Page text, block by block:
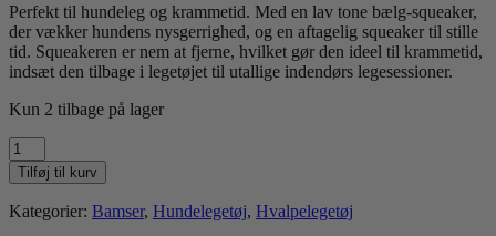
Perfekt til hundeleg og krammetid. Med en lav tone bælg-squeaker,
der vækker hundens nysgerrighed, og en aftagelig squeaker til stille
tid. Squeakeren er nem at fjerne, hvilket gør den ideel til krammetid,
indsæt den tilbage i legetøjet til utallige indendørs legesessioner.
Kun 2 tilbage på lager
KONG
Comfort
Kiddos
Jumbo
Elephant
Tilføj til kurv
Kategorier: Bamser, Hundelegetøj, Hvalpelegetøj